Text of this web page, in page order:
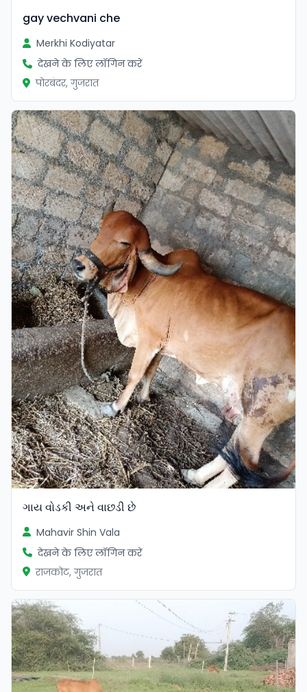
gay vechvani che
Merkhi Kodiyatar
देखने के लिए लॉगिन करें
पोरबंदर, गुजरात
ગાય‌ વોડકી અને વાછડી છે
Mahavir Shin Vala
देखने के लिए लॉगिन करें
राजकोट, गुजरात